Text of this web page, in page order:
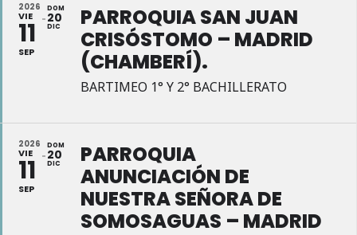
2026
VIE
11
SEP
DOM
20
DIC
PARROQUIA SAN JUAN
CRISÓSTOMO – MADRID
(CHAMBERÍ).
BARTIMEO 1° Y 2° BACHILLERATO
2026
VIE
11
SEP
DOM
20
DIC
PARROQUIA
ANUNCIACIÓN DE
NUESTRA SEÑORA DE
SOMOSAGUAS – MADRID